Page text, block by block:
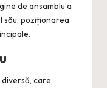
de ansamblu a
său, poziționarea
care